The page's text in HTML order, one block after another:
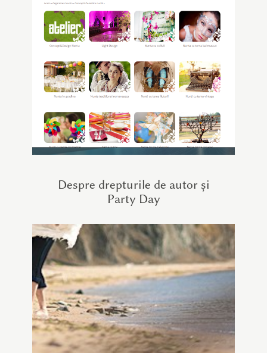
Despre drepturile de autor și
Party Day